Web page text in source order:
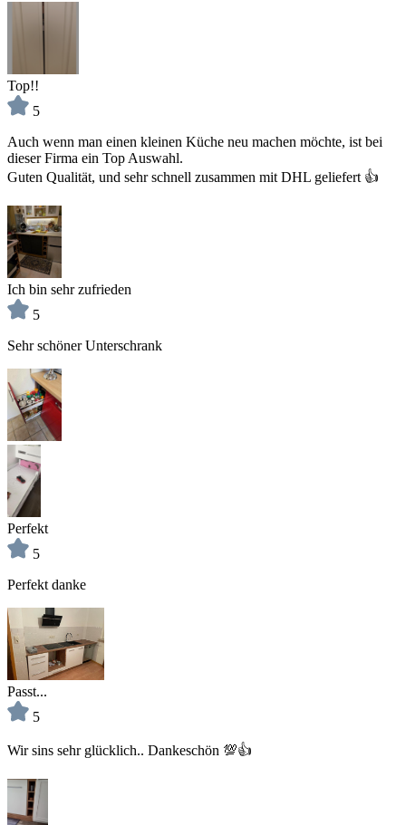
Top!!
5
Auch wenn man einen kleinen Küche neu machen möchte, ist bei
dieser Firma ein Top Auswahl.
Guten Qualität, und sehr schnell zusammen mit DHL geliefert 👍
Ich bin sehr zufrieden
5
Sehr schöner Unterschrank
Perfekt
5
Perfekt danke
Passt...
5
Wir sins sehr glücklich.. Dankeschön 💯👍